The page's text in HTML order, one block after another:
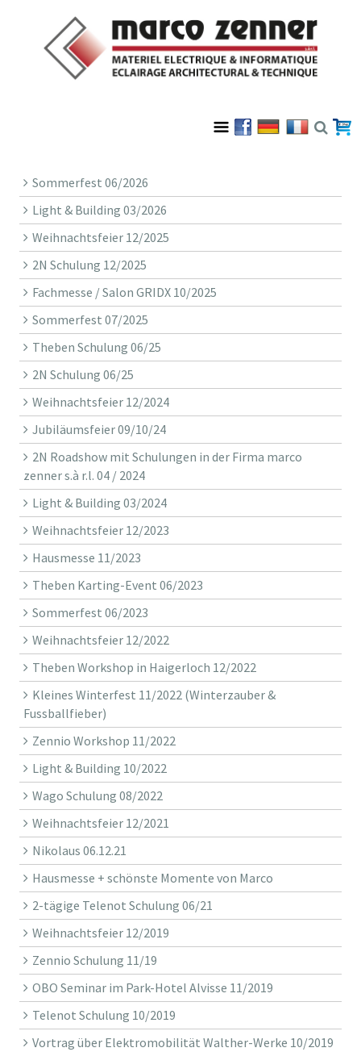
Sommerfest 06/2026
Light & Building 03/2026
Weihnachtsfeier 12/2025
2N Schulung 12/2025
Fachmesse / Salon GRIDX 10/2025
Sommerfest 07/2025
Theben Schulung 06/25
2N Schulung 06/25
Weihnachtsfeier 12/2024
Jubiläumsfeier 09/10/24
2N Roadshow mit Schulungen in der Firma marco
zenner s.à r.l. 04 / 2024
Light & Building 03/2024
Weihnachtsfeier 12/2023
Hausmesse 11/2023
Theben Karting-Event 06/2023
Sommerfest 06/2023
Weihnachtsfeier 12/2022
Theben Workshop in Haigerloch 12/2022
Kleines Winterfest 11/2022 (Winterzauber &
Fussballfieber)
Zennio Workshop 11/2022
Light & Building 10/2022
Wago Schulung 08/2022
Weihnachtsfeier 12/2021
Nikolaus 06.12.21
Hausmesse + schönste Momente von Marco
2-tägige Telenot Schulung 06/21
Weihnachtsfeier 12/2019
Zennio Schulung 11/19
OBO Seminar im Park-Hotel Alvisse 11/2019
Telenot Schulung 10/2019
Vortrag über Elektromobilität Walther-Werke 10/2019